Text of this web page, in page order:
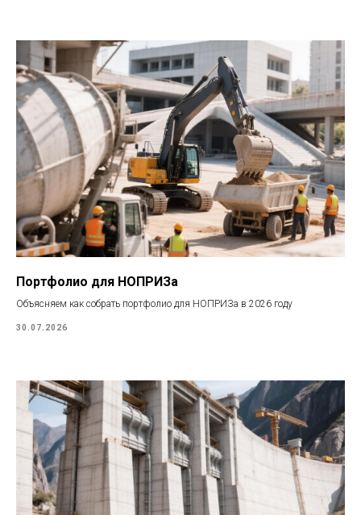
Портфолио для НОПРИЗа
Объясняем как собрать портфолио для НОПРИЗа в 2026 году
30.07.2026